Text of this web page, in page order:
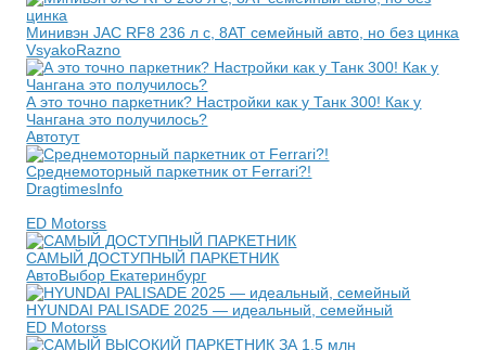
Минивэн JAC RF8 236 л с, 8АТ семейный авто, но без цинка
VsyakoRazno
А это точно паркетник? Настройки как у Танк 300! Как у
Чангана это получилось?
Автотут
Среднемоторный паркетник от Ferrari?!
DragtimesInfo
ED Motorss
САМЫЙ ДОСТУПНЫЙ ПАРКЕТНИК
АвтоВыбор Екатеринбург
HYUNDAI PALISADE 2025 — идеальный, семейный
ED Motorss